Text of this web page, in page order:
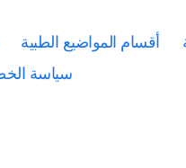
أقسام المواضيع الطبية
سياسة